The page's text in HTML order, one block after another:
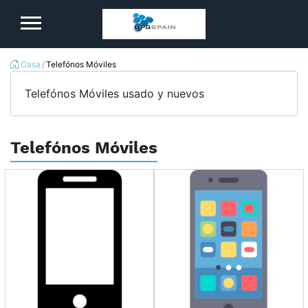
Casa Telefónos Móviles
Telefónos Móviles usado y nuevos
Telefónos Móviles